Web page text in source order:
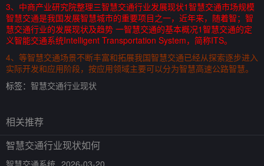
3、中商产业研究院整理三智慧交通行业发展现状1智慧交通市场规模
智慧交通是我国发展智慧城市的重要项目之一，近年来，随着智；智
慧交通行业的发展现状及趋势 一智慧交通的基本概况1智慧交通的定
义智能交通系统Intelligent Transportation System，简称ITS。
4、等智慧交通场景不断丰富和拓展我国智慧交通已经从探索逐步进入
实际开发和应用阶段，按应用领域主要可以分为智慧高速公路智慧。
标签： 智慧交通行业现状
相关推荐
智慧交通行业现状如何
智慧交通系统 2026-03-20